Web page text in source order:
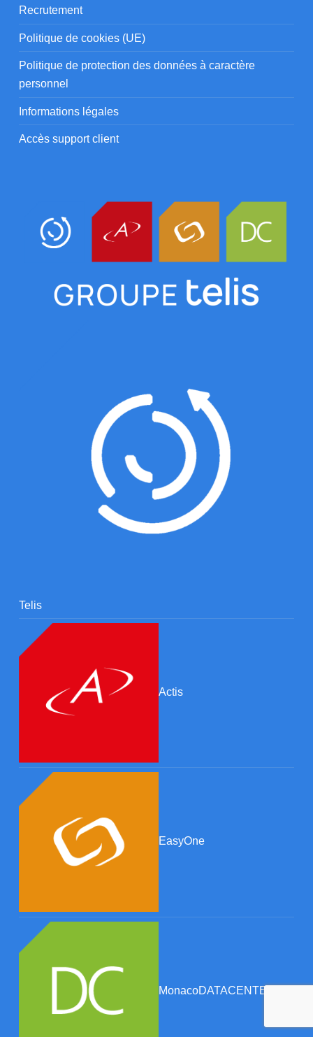
Recrutement
Politique de cookies (UE)
Politique de protection des données à caractère
personnel
Informations légales
Accès support client
Telis
Actis
EasyOne
MonacoDATACENTER